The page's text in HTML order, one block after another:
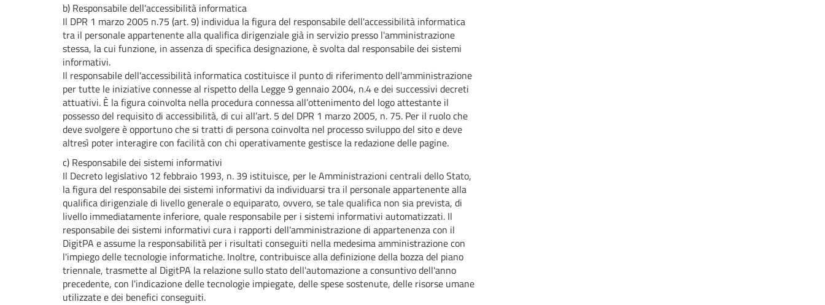
b) Responsabile dell'accessibilità informatica
Il DPR 1 marzo 2005 n.75 (art. 9) individua la figura del responsabile dell'accessibilità informatica
tra il personale appartenente alla qualifica dirigenziale già in servizio presso l'amministrazione
stessa, la cui funzione, in assenza di specifica designazione, è svolta dal responsabile dei sistemi
informativi.
Il responsabile dell'accessibilità informatica costituisce il punto di riferimento dell'amministrazione
per tutte le iniziative connesse al rispetto della Legge 9 gennaio 2004, n.4 e dei successivi decreti
attuativi. È la figura coinvolta nella procedura connessa all’ottenimento del logo attestante il
possesso del requisito di accessibilità, di cui all’art. 5 del DPR 1 marzo 2005, n. 75. Per il ruolo che
deve svolgere è opportuno che si tratti di persona coinvolta nel processo sviluppo del sito e deve
altresì poter interagire con facilità con chi operativamente gestisce la redazione delle pagine.
c) Responsabile dei sistemi informativi
Il Decreto legislativo 12 febbraio 1993, n. 39 istituisce, per le Amministrazioni centrali dello Stato,
la figura del responsabile dei sistemi informativi da individuarsi tra il personale appartenente alla
qualifica dirigenziale di livello generale o equiparato, ovvero, se tale qualifica non sia prevista, di
livello immediatamente inferiore, quale responsabile per i sistemi informativi automatizzati. Il
responsabile dei sistemi informativi cura i rapporti dell'amministrazione di appartenenza con il
DigitPA e assume la responsabilità per i risultati conseguiti nella medesima amministrazione con
l'impiego delle tecnologie informatiche. Inoltre, contribuisce alla definizione della bozza del piano
triennale, trasmette al DigitPA la relazione sullo stato dell'automazione a consuntivo dell'anno
precedente, con l'indicazione delle tecnologie impiegate, delle spese sostenute, delle risorse umane
utilizzate e dei benefici conseguiti.